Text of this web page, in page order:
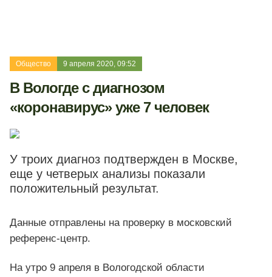
Общество 9 апреля 2020, 09:52
В Вологде с диагнозом
«коронавирус» уже 7 человек
У троих диагноз подтвержден в Москве,
еще у четверых анализы показали
положительный результат.
Данные отправлены на проверку в московский
референс-центр.
На утро 9 апреля в Вологодской области